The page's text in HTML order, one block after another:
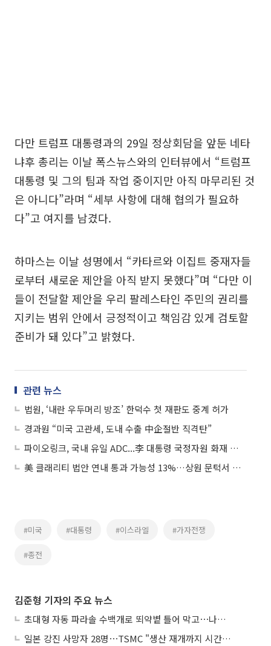
다만 트럼프 대통령과의 29일 정상회담을 앞둔 네타
냐후 총리는 이날 폭스뉴스와의 인터뷰에서 “트럼프
대통령 및 그의 팀과 작업 중이지만 아직 마무리된 것
은 아니다”라며 “세부 사항에 대해 협의가 필요하
다”고 여지를 남겼다.
하마스는 이날 성명에서 “카타르와 이집트 중재자들
로부터 새로운 제안을 아직 받지 못했다”며 “다만 이
들이 전달할 제안을 우리 팔레스타인 주민의 권리를
지키는 범위 안에서 긍정적이고 책임감 있게 검토할
준비가 돼 있다”고 밝혔다.
관련 뉴스
법원, ‘내란 우두머리 방조’ 한덕수 첫 재판도 중계 허가
경과원 “미국 고관세, 도내 수출 中企절반 직격탄”
파이오링크, 국내 유일 ADC...李 대통령 국정자원 화재 서버 이중화 지시에 상승세
美 클래리티 법안 연내 통과 가능성 13%…상원 문턱서 제동
#미국 #대통령 #이스라엘 #가자전쟁
#종전
김준형 기자의 주요 뉴스
초대형 자동 파라솔 수백개로 뙤약볕 틀어 막고⋯나라별 폭염 생존법
일본 강진 사망자 28명⋯TSMC "생산 재개까지 시간 필요해"